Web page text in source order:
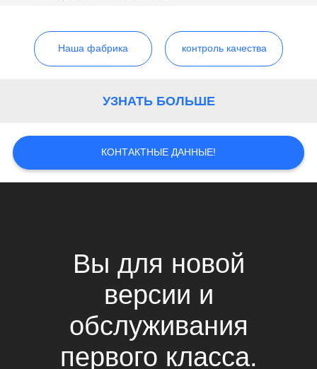
САЙТА
КОНФИДЕНЦИАЛЬНОСТИ
Наша фабрика контроль качества
УЗНАТЬ БОЛЬШЕ
КОНТАКТНЫЕ ДАННЫЕ!
Вы для новой
версии и
обслуживания
первого класса.